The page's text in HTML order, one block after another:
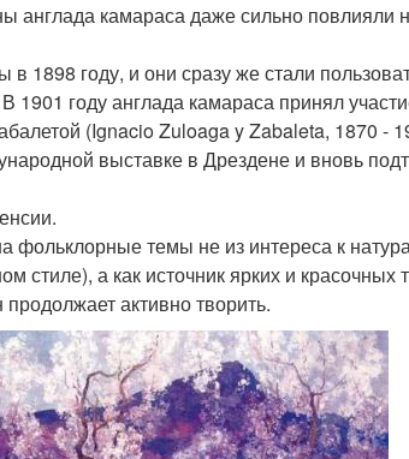
англада камараса даже сильно
1898 году, и они сразу же стали
1901 году англада камараса принял
(Ignacio Zuloaga y Zabaleta, 1870 -
выставке в Дрездене и вновь
фольклорные темы не из интереса к
стиле), а как источник ярких и
активно творить.